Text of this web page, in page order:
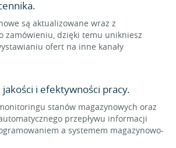
są aktualizowane wraz z
zamówieniu, dzięki temu unikniesz
ofert na inne kanały
i efektywności pracy.
stanów magazynowych oraz
przepływu informacji
a systemem magazynowo-